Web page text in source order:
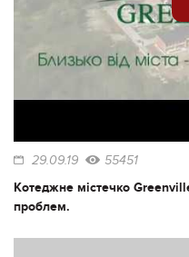
29.09.19 55451
Котеджне містечко
проблем.